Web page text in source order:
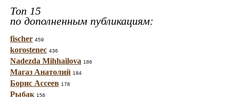
Топ 15
по дополненным публикациям:
fischer 459
korostenec 436
Nadezda Mihhailova 186
Магаз Анатолий 184
Борис Ассеев 178
Рыбак 156